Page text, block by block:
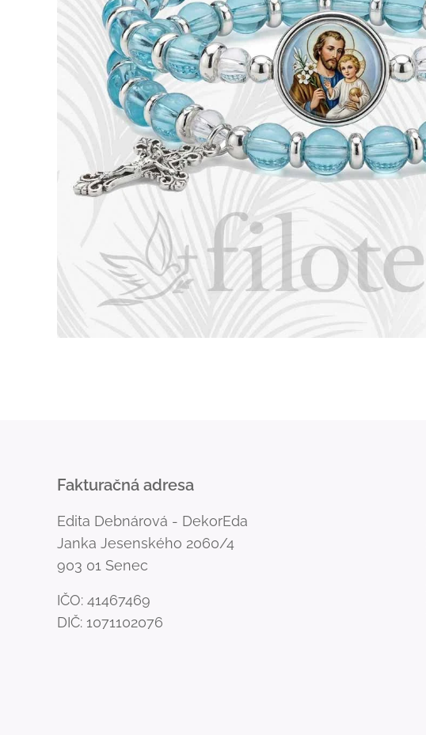
Fakturačná adresa
Edita Debnárová - DekorEda
Janka Jesenského 2060/4
903 01 Senec
IČO: 41467469
DIČ: 1071102076